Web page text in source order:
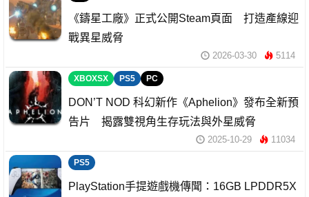
《鑄星工廠》正式公開Steam頁面 打造產線迎
戰異星威脅
2026-03-30 5114
XBOXSX PS5 PC
DON’T NOD 科幻新作《Aphelion》發布全新預
告片 揭露雙視角生存玩法與外星威脅
2025-10-29 11034
PS5
PlayStation手提遊戲機傳聞：16GB LPDDR5X